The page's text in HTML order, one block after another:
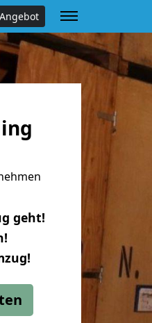
Angebot
geht!